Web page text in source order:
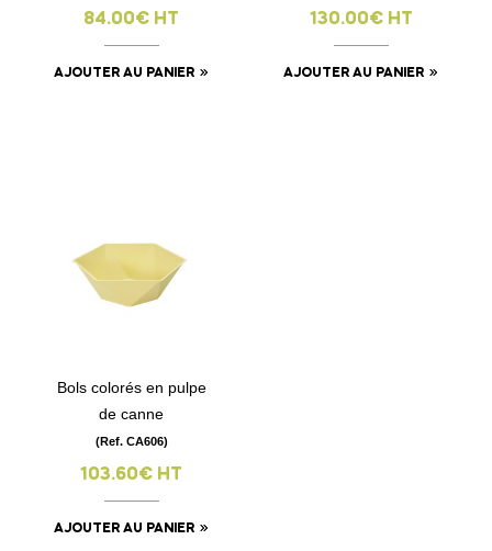
84.00€ HT
AJOUTER AU PANIER
130.00€ HT
AJOUTER AU PANIER
Bols colorés en pulpe
de canne
(Ref. CA606)
103.60€ HT
AJOUTER AU PANIER